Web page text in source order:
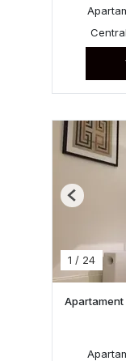
1 / 24
Previous
Apartament